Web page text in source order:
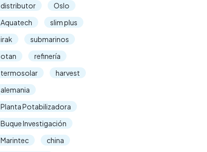
distributor
Oslo
Aquatech
slim plus
irak
submarinos
otan
refinería
termosolar
harvest
alemania
Planta Potabilizadora
Buque Investigación
Marintec
china